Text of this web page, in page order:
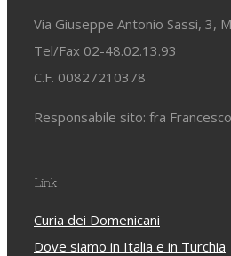
Via Giuseppe Antonio Sassi, 3,
Tel/Fax 02-48.02.13.93
C.F. 00827210378
Responsabile sito: fra
Link
Curia dei Domenicani
Dove siamo in Italia e in Turchia